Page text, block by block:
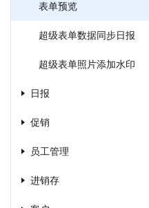
表单预览
超级表单数据同步日报
超级表单照片添加水印
日报
促销
员工管理
进销存